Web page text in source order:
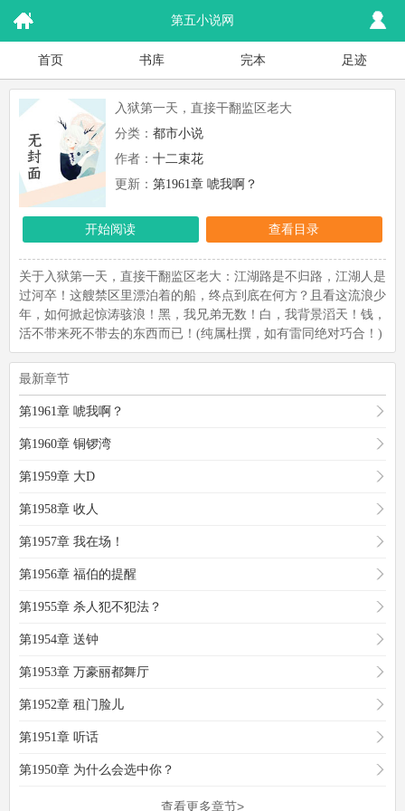
第五小说网
首页 书库 完本 足迹
入狱第一天，直接干翻监区老大
分类： 都市小说
作者： 十二束花
更新： 第1961章 唬我啊？
开始阅读 查看目录
关于入狱第一天，直接干翻监区老大：江湖路是不归路，江湖人是
过河卒！这艘禁区里漂泊着的船，终点到底在何方？且看这流浪少
年，如何掀起惊涛骇浪！黑，我兄弟无数！白，我背景滔天！钱，
活不带来死不带去的东西而已！(纯属杜撰，如有雷同绝对巧合！)
最新章节
第1961章 唬我啊？
第1960章 铜锣湾
第1959章 大D
第1958章 收人
第1957章 我在场！
第1956章 福伯的提醒
第1955章 杀人犯不犯法？
第1954章 送钟
第1953章 万豪丽都舞厅
第1952章 租门脸儿
第1951章 听话
第1950章 为什么会选中你？
查看更多章节>